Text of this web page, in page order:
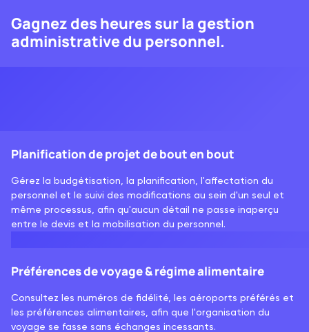
Gagnez des heures sur la gestion
administrative du personnel.
Planification de projet de bout en bout
Gérez la budgétisation, la planification, l'affectation du
personnel et le suivi des modifications au sein d'un seul et
même processus, afin qu'aucun détail ne passe inaperçu
entre le devis et la mobilisation du personnel.
Préférences de voyage & régime alimentaire
Consultez les numéros de fidélité, les aéroports préférés et
les préférences alimentaires, afin que l'organisation du
voyage se fasse sans échanges incessants.